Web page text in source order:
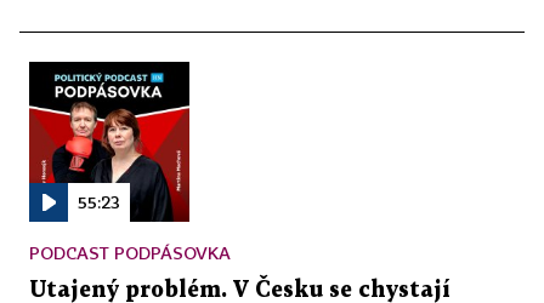
55:23
PODCAST PODPÁSOVKA
Utajený problém. V Česku se chystají